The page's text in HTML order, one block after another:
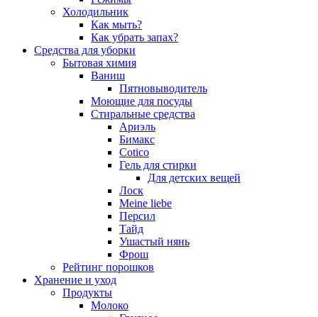
Холодильник
Как мыть?
Как убрать запах?
Средства для уборки
Бытовая химия
Ваниш
Пятновыводитель
Моющие для посуды
Стиральные средства
Ариэль
Бимакс
Cotico
Гель для стирки
Для детских вещей
Лоск
Meine liebe
Персил
Тайд
Ушастый нянь
Фрош
Рейтинг порошков
Хранение и уход
Продукты
Молоко